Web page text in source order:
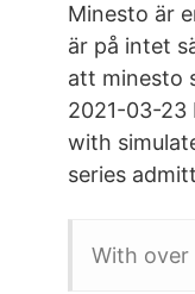
Minesto är
är på intet
att minesto
2021-03-23
with
series
With over